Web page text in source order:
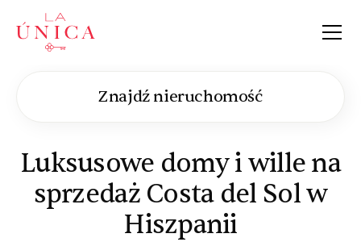
La Única
Znajdź nieruchomość
Luksusowe domy i wille na
sprzedaż Costa del Sol w
Hiszpanii